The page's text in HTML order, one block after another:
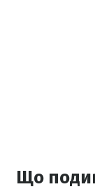
Що